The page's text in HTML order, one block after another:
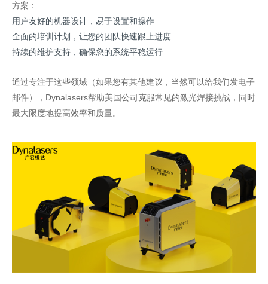
方案：
用户友好的机器设计，易于设置和操作
全面的培训计划，让您的团队快速跟上进度
持续的维护支持，确保您的系统平稳运行
通过专注于这些领域（如果您有其他建议，当然可以给我们发电子
邮件），Dynalasers帮助美国公司克服常见的激光焊接挑战，同时
最大限度地提高效率和质量。